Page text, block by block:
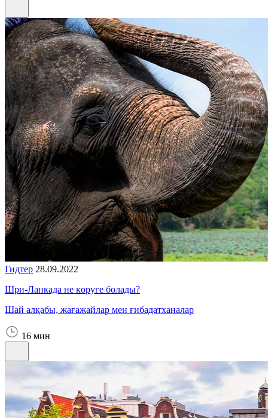
Гидтер 28.09.2022
Шри-Ланкада не көруге болады?
Шай алқабы, жағажайлар мен ғибадатханалар
16 мин